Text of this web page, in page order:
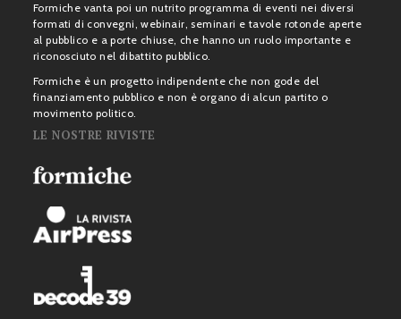
Formiche vanta poi un nutrito programma di eventi nei diversi
formati di convegni, webinair, seminari e tavole rotonde aperte
al pubblico e a porte chiuse, che hanno un ruolo importante e
riconosciuto nel dibattito pubblico.
Formiche è un progetto indipendente che non gode del
finanziamento pubblico e non è organo di alcun partito o
movimento politico.
LE NOSTRE RIVISTE